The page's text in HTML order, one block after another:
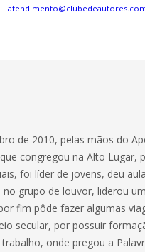
de 2010, pelas mãos do
congregou na Alto Lugar,
foi líder de jovens, deu
grupo de louvor, liderou
fim pôde fazer algumas
secular, por possuir
onde pregou a